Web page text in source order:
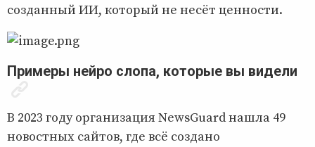
созданный ИИ, который не несёт ценности.
Примеры нейро слопа, которые вы видели
В 2023 году организация NewsGuard нашла 49
новостных сайтов, где всё создано